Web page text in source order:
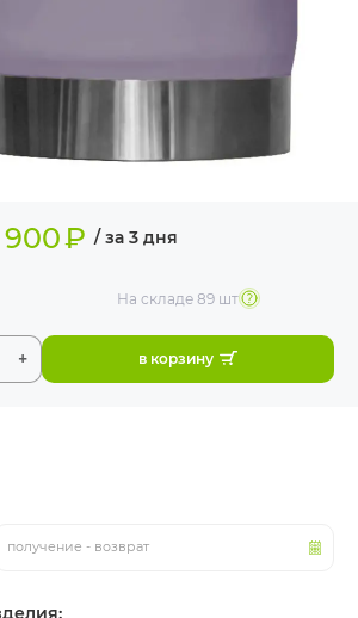
получение - возврат
900₽ / за 3 дня
+
На складе 89 шт
в корзину